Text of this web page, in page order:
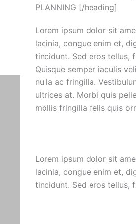
PLANNING [/heading]
Lorem ipsum dolor sit
lacinia, congue enim et,
tincidunt. Sed eros tellus,
Quisque semper iaculis
nulla ac fringilla.
ultrices at. Morbi quis
mollis fringilla felis quis
Lorem ipsum dolor sit
lacinia, congue enim et,
tincidunt. Sed eros tellus,